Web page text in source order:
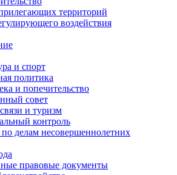
территорий
воздействия
и спорт
политика
и попечительство
совет
и туризм
контроль
делам несовершеннолетних
правовые документы